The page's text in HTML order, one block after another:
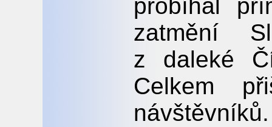
probíhal
zatmění
z daleké
Celkem
návštěvníků.